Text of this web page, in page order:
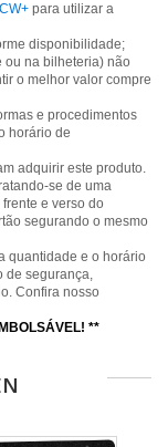
para utilizar a
disponibilidade;
ou na bilheteria) não
o melhor valor compre
e procedimentos
horário de
adquirir este produto.
se de uma
e verso do
segurando o mesmo
quantidade e o horário
de segurança,
Confira nosso
**